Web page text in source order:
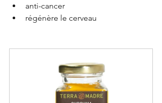
anti-cancer
régénère le cerveau